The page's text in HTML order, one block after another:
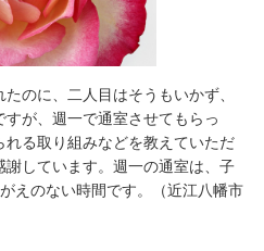
のに、二人目はそうもいかず、
が、週一で通室させてもらっ
る取り組みなどを教えていただ
しています。 週一の通室は、子
えのない時間です。
（近江八幡市